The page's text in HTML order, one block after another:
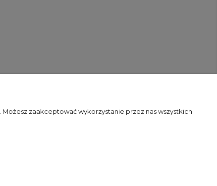
zaakceptować wykorzystanie przez nas wszystkich